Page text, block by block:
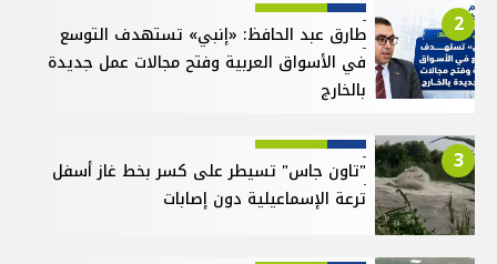
2
طارق عبد الحافظ: «إنبي» تستهدف التوسع
في الأسواق العربية وفتح مجالات عمل جديدة
بالخارج
3
"تاون جاس" تسيطر على كسر بخط غاز أسفل
ترعة الإسماعيلية دون إصابات